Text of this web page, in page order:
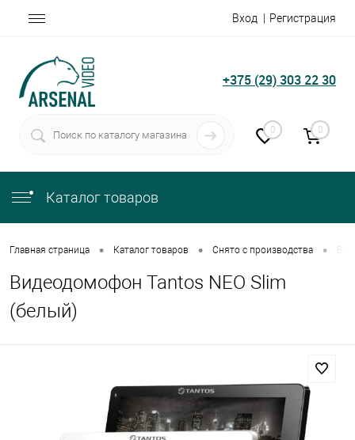
Вход Регистрация
+375 (29) 303 22 30
0 0
Каталог товаров
Главная страница • Каталог товаров • Снято с производства •
Видеодомофон Tantos NEO Slim
(белый)